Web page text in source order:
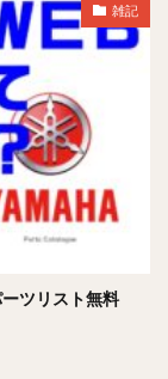
雑記
ツリスト無料